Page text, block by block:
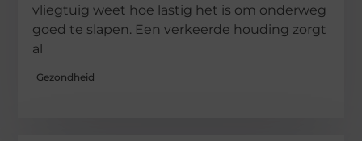
vliegtuig weet hoe lastig het is om onderweg
goed te slapen. Een verkeerde houding zorgt
al
Gezondheid